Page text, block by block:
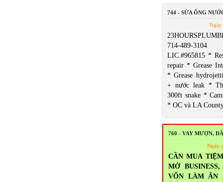
744 - SỬA ỐNG
Ngày
714-489-3104
LIC.#965815 *
repair * Grease
* Grease
+ nước leak *
300ft snake *
* OC và LA
760 - VAY MƯỢN,
Ngày
CẦN MUA
MỞ
VỐN LÀM ĂN